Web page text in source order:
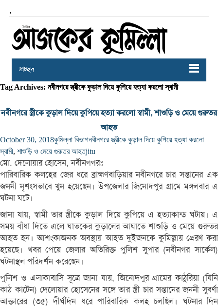
,
প্রচ্ছদ
Tag Archives: নবীনগরে স্ত্রীকে কুড়াল দিয়ে কুপিয়ে হত্যা করলো স্বামী
নবীনগরে স্ত্রীকে কুড়াল দিয়ে কুপিয়ে হত্যা করলো স্বামী, শাশুড়ি ও মেয়ে গুরুতর
আহত
October 30, 2018কুমিল্লা বিভাগনবীনগরে স্ত্রীকে কুড়াল দিয়ে কুপিয়ে হত্যা করলো
স্বামী, শাশুড়ি ও মেয়ে গুরুতর আহতjitu
মো. দেলোয়ার হোসেন, নবীনগগরঃ
পারিবারিক কলহের জের ধরে ব্রাহ্মণবাড়িয়ার নবীনগরে চার সন্তানের এক
জননী নৃশংসভাবে খুন হয়েছেন। উপজেলার জিনোদপুর গ্রামে মঙ্গলবার এ
ঘটনা ঘটে।
জানা যায়, স্বামী তার স্ত্রীকে কুড়াল দিয়ে কুপিয়ে এ হত্যাকান্ড ঘটায়। এ
সময় বাঁধা দিতে এলে ঘাতকের কুড়ালের আঘাতে শাশুড়ি ও মেয়ে গুরুতর
আহত হন। আশংকাজনক অবস্থায় আহত দুইজনকে কুমিল্লায় প্রেরণ করা
হয়েছে। খবর পেয়ে জেলার অতিরিক্ত পুলিশ সুপার (নবীনগর সার্কেল)
ঘটনাস্থল পরিদর্শন করেছেন।
পুলিশ ও এলাকাবাসি সূত্রে জানা যায়, জিনোদপুর গ্রামের কাঠুরিয়া (যিনি
কাঠ কাটেন) দেলোয়ার হোসেনের সঙ্গে তার স্ত্রী চার সন্তানের জননী সুবর্ণা
আক্তারের (৩৫) দীর্ঘদিন ধরে পারিবারিক কলহ চলছিল। ঘটনার দিন